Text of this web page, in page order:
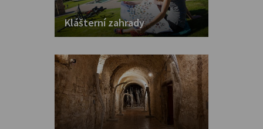
Klášterní zahrady